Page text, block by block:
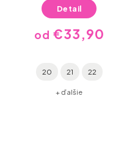
od €33,90
Detail
20 21 22
+ ďalšie